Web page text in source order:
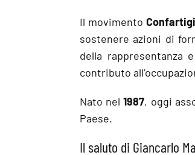
Il movimento
sostenere azioni di
della rappresentanza
contributo
Nato nel1987, oggi
Paese.
Il saluto di Giancarlo